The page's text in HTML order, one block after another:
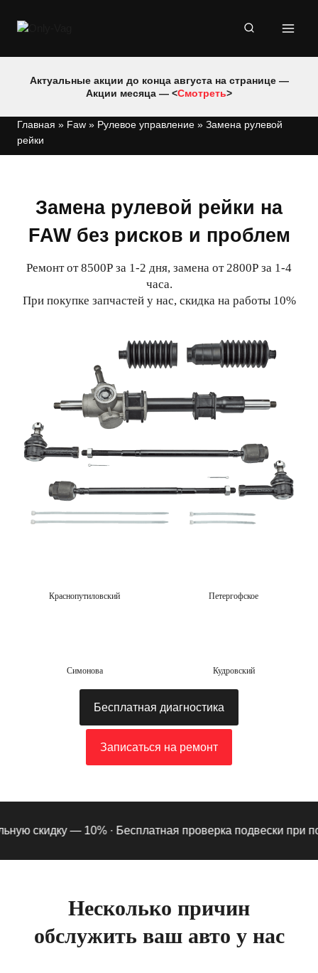
Актуальные акции до конца августа на странице —
Акции месяца — <Смотреть>
Главная » Faw » Рулевое управление » Замена рулевой
рейки
Замена рулевой рейки на
FAW без рисков и проблем
Ремонт от 8500Р за 1-2 дня, замена от 2800Р за 1-4
часа.
При покупке запчастей у нас, скидка на работы 10%
Краснопутиловский Петергофское
Симонова Кудровский
Бесплатная диагностика
Записаться на ремонт
скидку — 10% ·Бесплатная проверка подвески при
Несколько причин
обслужить ваш авто у нас